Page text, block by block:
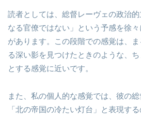
読者としては、総督レーヴェの政治
なる官僚ではない」という予感を徐
があります。この段階での感覚は、
る深い影を見つけたときのような、
とする感覚に近いです。
また、私の個人的な感覚では、彼の
「北の帝国の冷たい灯台」と表現す